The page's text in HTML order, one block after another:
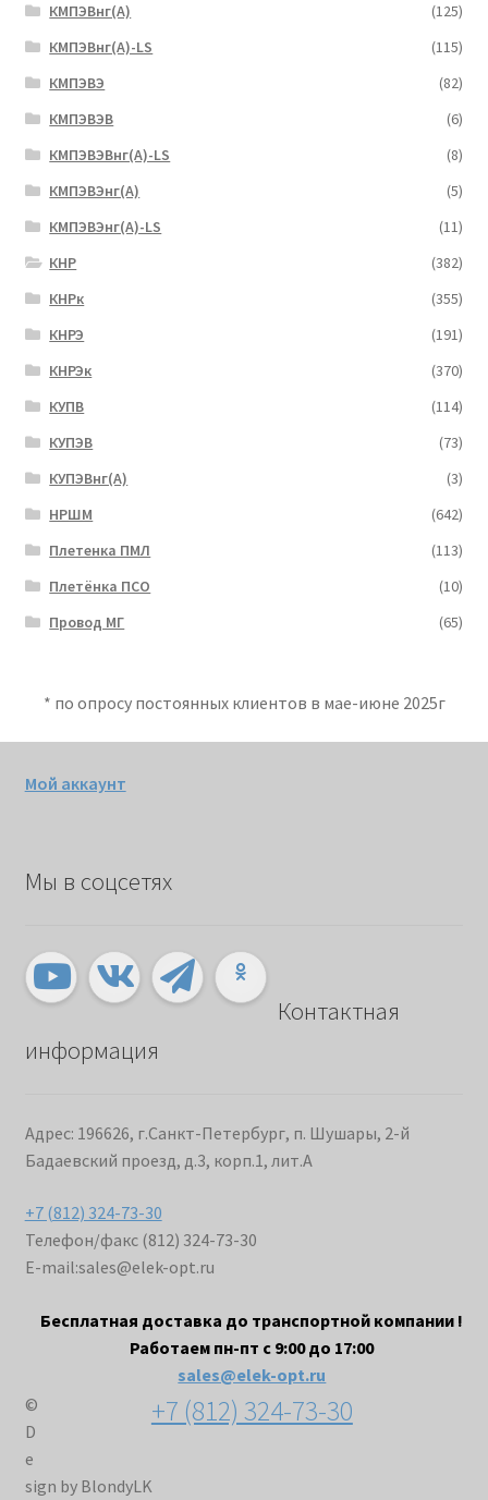
КМПЭВнг(А)
(125)
КМПЭВнг(А)-LS
(115)
КМПЭВЭ
(82)
КМПЭВЭВ
(6)
КМПЭВЭВнг(А)-LS
(8)
КМПЭВЭнг(А)
(5)
КМПЭВЭнг(А)-LS
(11)
КНР
(382)
КНРк
(355)
КНРЭ
(191)
КНРЭк
(370)
КУПВ
(114)
КУПЭВ
(73)
КУПЭВнг(А)
(3)
НРШМ
(642)
Плетенка ПМЛ
(113)
Плетёнка ПСО
(10)
Провод МГ
(65)
* по опросу постоянных клиентов в мае-июне 2025г
Мой аккаунт
Мы в соцсетях
Контактная
информация
Адрес: 196626, г.Санкт-Петербург, п. Шушары, 2-й
Бадаевский проезд, д.3, корп.1, лит.А
+7 (812) 324-73-30
Телефон/факс (812) 324-73-30
E-mail:sales@elek-opt.ru
Бесплатная доставка до транспортной компании !
Работаем пн-пт с 9:00 до 17:00
sales@elek-opt.ru
+7 (812) 324-73-30
©
D
e
sign by BlondyLK